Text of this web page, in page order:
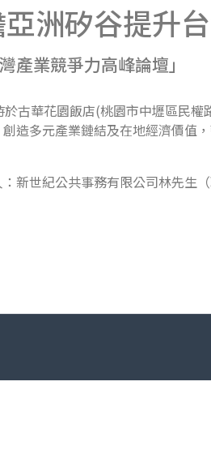
洲矽谷提升
產業競爭力高峰論壇」
古華花園飯店(桃園市中壢區民
造多元產業鏈結及在地經濟價值
新世紀公共事務有限公司林先生